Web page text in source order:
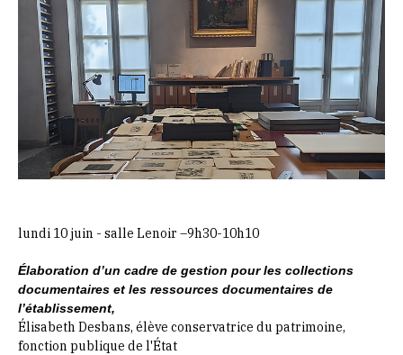
lundi 10 juin - salle Lenoir –9h30-10h10
Élaboration d’un cadre de gestion pour les collections
documentaires et les ressources documentaires de
l’établissement,
Élisabeth Desbans, élève conservatrice du patrimoine,
fonction publique de l'État